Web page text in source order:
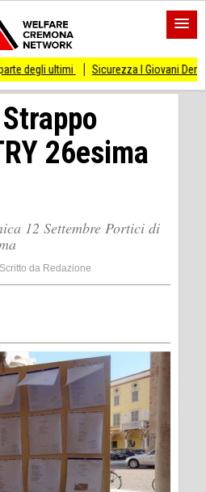
Sicurezza I Giovani Democratici
26esima
12 Settembre Portici di
Scritto da Redazione